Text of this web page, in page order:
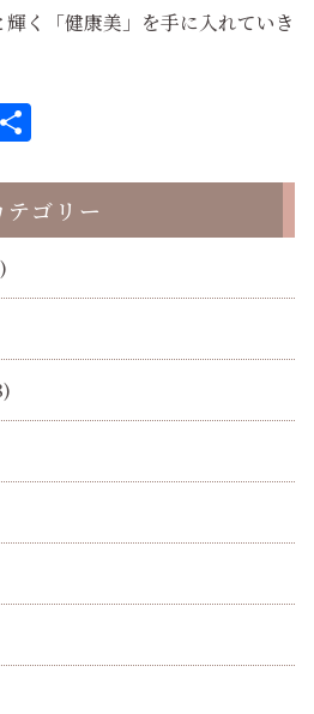
く「健康美」を手に入れていき
テゴリー